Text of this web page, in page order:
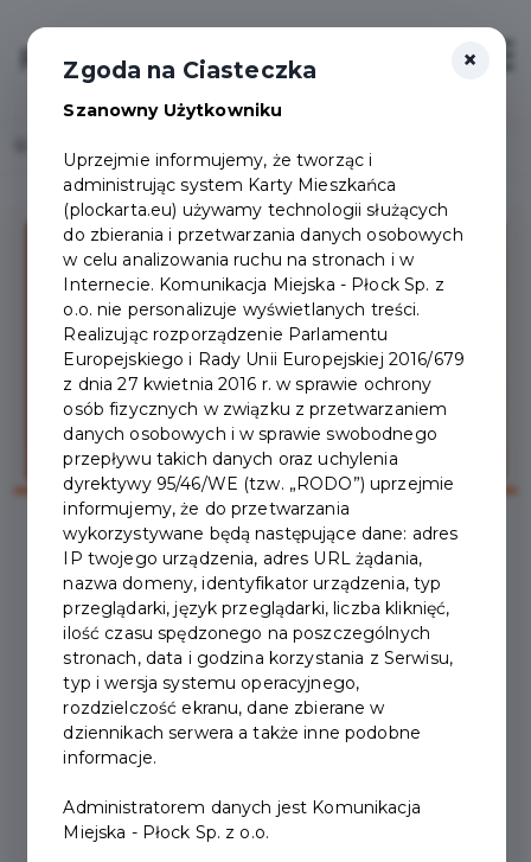
Login/Rejestracja
2026-06-29
MIASTO! ŻYJE -
CZERWIEC 2026
×
Zgoda na Ciasteczka
Szanowny Użytkowniku
Uprzejmie informujemy, że tworząc i
administrując system Karty Mieszkańca
(plockarta.eu) używamy technologii służących
do zbierania i przetwarzania danych osobowych
w celu analizowania ruchu na stronach i w
Internecie. Komunikacja Miejska - Płock Sp. z
o.o. nie personalizuje wyświetlanych treści.
Realizując rozporządzenie Parlamentu
Europejskiego i Rady Unii Europejskiej 2016/679
z dnia 27 kwietnia 2016 r. w sprawie ochrony
osób fizycznych w związku z przetwarzaniem
danych osobowych i w sprawie swobodnego
przepływu takich danych oraz uchylenia
dyrektywy 95/46/WE (tzw. „RODO”) uprzejmie
informujemy, że do przetwarzania
wykorzystywane będą następujące dane: adres
IP twojego urządzenia, adres URL żądania,
nazwa domeny, identyfikator urządzenia, typ
przeglądarki, język przeglądarki, liczba kliknięć,
ilość czasu spędzonego na poszczególnych
stronach, data i godzina korzystania z Serwisu,
typ i wersja systemu operacyjnego,
rozdzielczość ekranu, dane zbierane w
dziennikach serwera a także inne podobne
informacje.
Administratorem danych jest Komunikacja
Miejska - Płock Sp. z o.o.